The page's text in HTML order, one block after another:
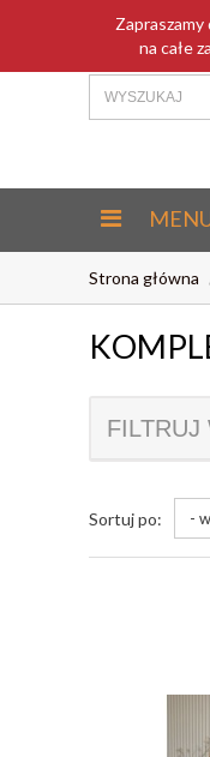
na całe
Strona główna
FILTRUJ
Sortuj po: